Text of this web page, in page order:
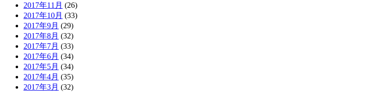
2017年11月 (26)
2017年10月 (33)
2017年9月 (29)
2017年8月 (32)
2017年7月 (33)
2017年6月 (34)
2017年5月 (34)
2017年4月 (35)
2017年3月 (32)